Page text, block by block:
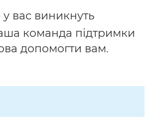
вас виникнуть
команда підтримки
допомогти вам.